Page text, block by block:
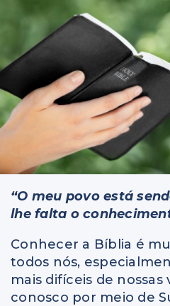
“O meu povo está
lhe falta o
Conhecer a Bíblia é
todos nós,
mais difíceis de nossas
conosco por meio de